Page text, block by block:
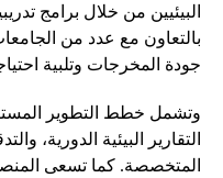
البيئيين من خلال برامج
بالتعاون مع عدد من
جودة المخرجات وتلبية
وتشمل خطط التطوير
التقارير البيئية الدورية،
المتخصصة. كما تسعى